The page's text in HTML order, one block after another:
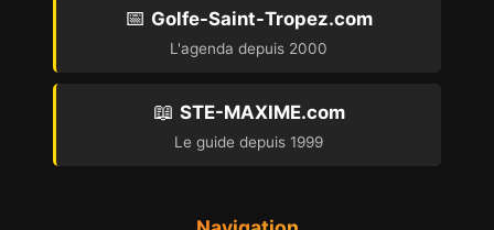
📅 Golfe-Saint-Tropez.com
L'agenda depuis 2000
📖 STE-MAXIME.com
Le guide depuis 1999